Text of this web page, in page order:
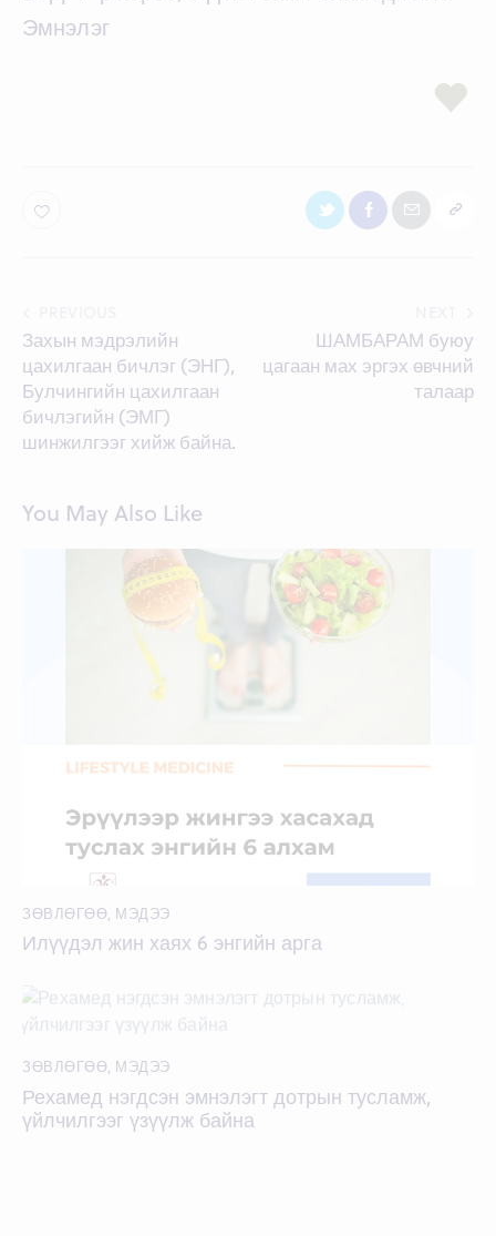
Эмнэлэг
navigation
Захын мэдрэлийн
цахилгаан бичлэг (ЭНГ),
Булчингийн цахилгаан
бичлэгийн (ЭМГ)
шинжилгээг хийж байна.
ШАМБАРАМ буюу
цагаан мах эргэх өвчний
талаар
You May Also Like
ЗӨВЛӨГӨӨ, МЭДЭЭ
Илүүдэл жин хаях 6 энгийн арга
ЗӨВЛӨГӨӨ, МЭДЭЭ
Рехамед нэгдсэн эмнэлэгт дотрын тусламж,
үйлчилгээг үзүүлж байна